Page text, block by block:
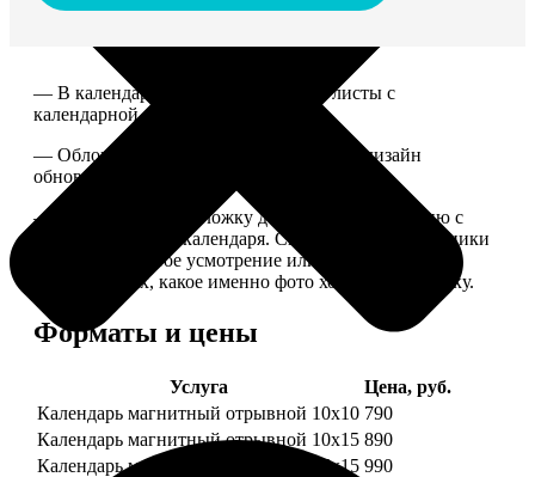
— В календаре 13 листов: обложка+листы с
календарной сеткой.
— Обложка для календаря стандартная, дизайн
обновляем каждый год.
— В кружочек на обложку добавляем фотографию с
одной из страниц календаря. Снимок наши сотрудники
выбирают на свое усмотрение или пишите в
комментариях, какое именно фото хотите на обложку.
Форматы и цены
Услуга
Цена, руб.
Календарь магнитный отрывной 10x10 790
Календарь магнитный отрывной 10x15 890
Календарь магнитный отрывной 15x15 990